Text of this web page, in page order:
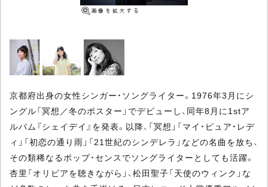
京都府出身の女性シンガー・ソングライター。1976年3月にシ
ングル「冥想／冬のポスター」でデビューし、同年8月に1stア
ルバム『シェイデイ』を発表。以降、「冥想」「マイ・ピュア・レデ
ィ」「初恋の通り雨」「21世紀のシンデレラ」などの名曲を放ち、
その類稀なるポップ・センスでソングライターとしても活躍。
杏里「オリビアを聴きながら」、松田聖子「天使のウィンク」な